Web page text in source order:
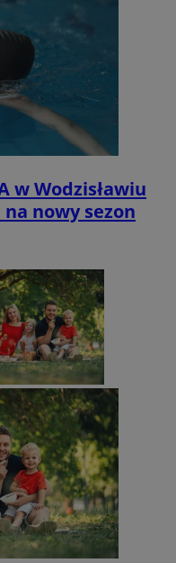
w Wodzisławiu
nowy sezon